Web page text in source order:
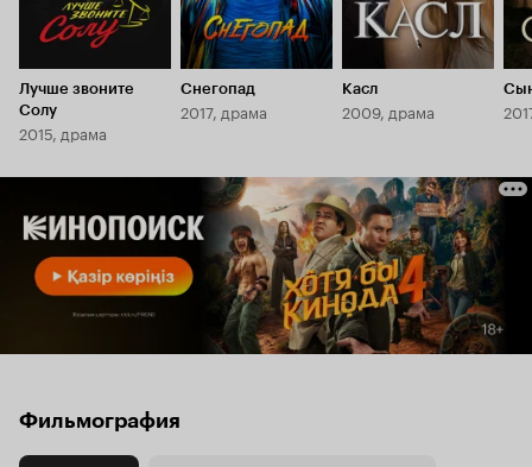
Лучше звоните
Солу
2015, драма
Снегопад
2017, драма
Касл
2009, драма
Фильмография